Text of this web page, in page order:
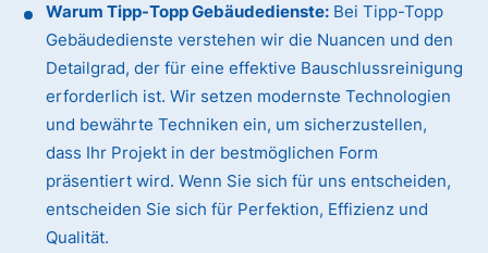
Warum Tipp-Topp Gebäudedienste: Bei Tipp-Topp
Gebäudedienste verstehen wir die Nuancen und den
Detailgrad, der für eine effektive Bauschlussreinigung
erforderlich ist. Wir setzen modernste Technologien
und bewährte Techniken ein, um sicherzustellen,
dass Ihr Projekt in der bestmöglichen Form
präsentiert wird. Wenn Sie sich für uns entscheiden,
entscheiden Sie sich für Perfektion, Effizienz und
Qualität.